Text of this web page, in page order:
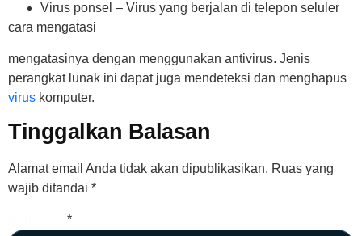
Virus ponsel – Virus yang berjalan di telepon seluler
cara mengatasi
mengatasinya dengan menggunakan antivirus. Jenis
perangkat lunak ini dapat juga mendeteksi dan menghapus
virus komputer.
Tinggalkan Balasan
Alamat email Anda tidak akan dipublikasikan. Ruas yang
wajib ditandai *
*